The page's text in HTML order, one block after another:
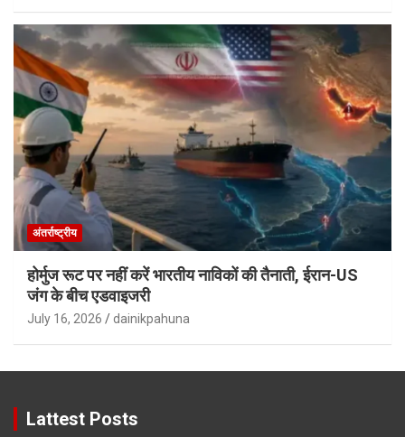
अंतर्राष्ट्रीय
होर्मुज रूट पर नहीं करें भारतीय नाविकों की तैनाती, ईरान-US
जंग के बीच एडवाइजरी
July 16, 2026 dainikpahuna
Lattest Posts